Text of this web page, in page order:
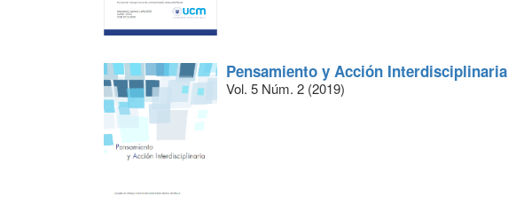
Pensamiento y Acción Interdisciplinaria
Vol. 5 Núm. 2 (2019)